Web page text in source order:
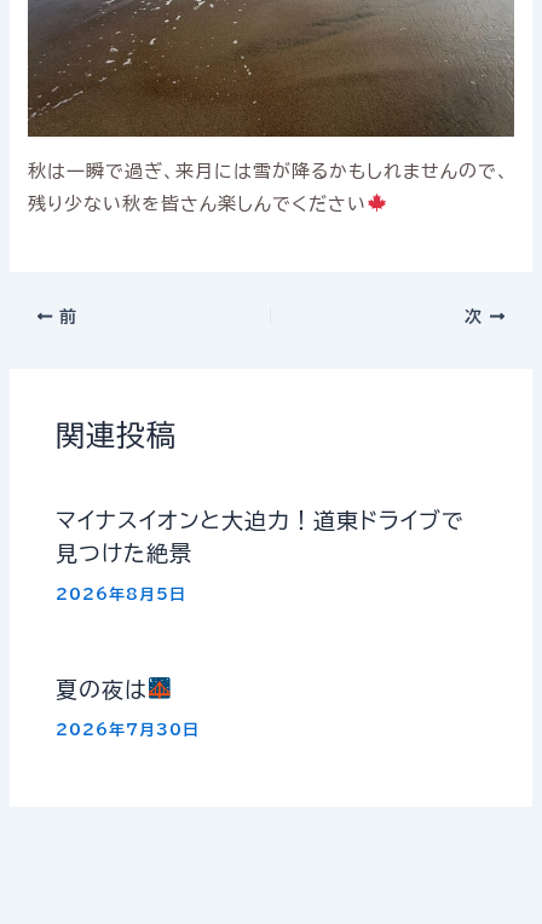
秋は一瞬で過ぎ、来月には雪が降るかもしれませんので、
残り少ない秋を皆さん楽しんでください
前 次
関連投稿
マイナスイオンと大迫力！道東ドライブで
見つけた絶景
2026年8月5日
夏の夜は
2026年7月30日